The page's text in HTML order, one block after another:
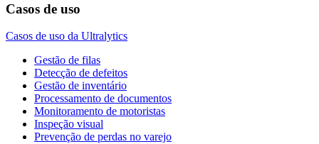
Casos de uso
Casos de uso da Ultralytics
Gestão de filas
Detecção de defeitos
Gestão de inventário
Processamento de documentos
Monitoramento de motoristas
Inspeção visual
Prevenção de perdas no varejo